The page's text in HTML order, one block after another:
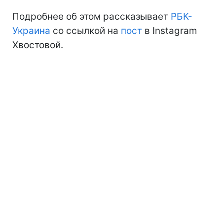
Подробнее об этом рассказывает РБК-
Украина со ссылкой на пост в Instagram
Хвостовой.